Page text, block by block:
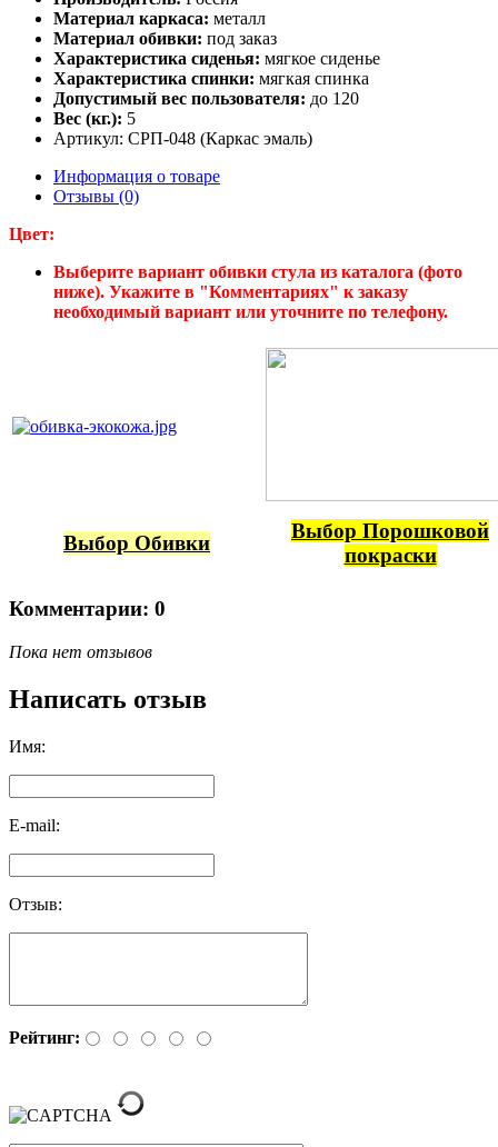
Материал каркаса: металл
Материал обивки: под заказ
Характеристика сиденья: мягкое сиденье
Характеристика спинки: мягкая спинка
Допустимый вес пользователя: до 120
Вес (кг.): 5
Артикул: СРП-048 (Каркас эмаль)
Информация о товаре
Отзывы (0)
Цвет:
Выберите вариант обивки стула из каталога (фото
ниже). Укажите в "Комментариях" к заказу
необходимый вариант или уточните по телефону.
Выбор Обивки
Выбор Порошковой
покраски
Комментарии: 0
Пока нет отзывов
Написать отзыв
Имя:
E-mail:
Отзыв:
Рейтинг: